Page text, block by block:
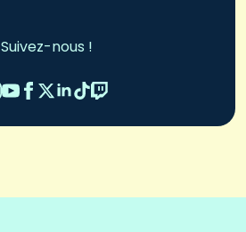
Suivez-nous !